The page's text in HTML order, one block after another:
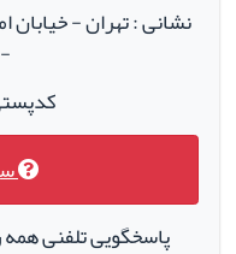
نشانی : تهران -
-
کدپستی:
پاسخگویی تلفنی همه روزه از